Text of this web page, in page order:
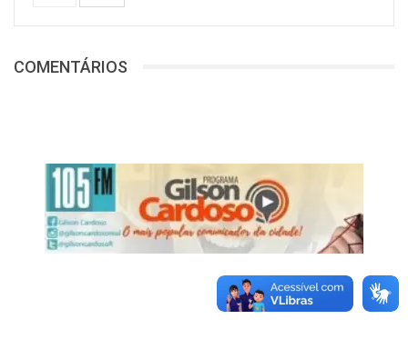
COMENTÁRIOS